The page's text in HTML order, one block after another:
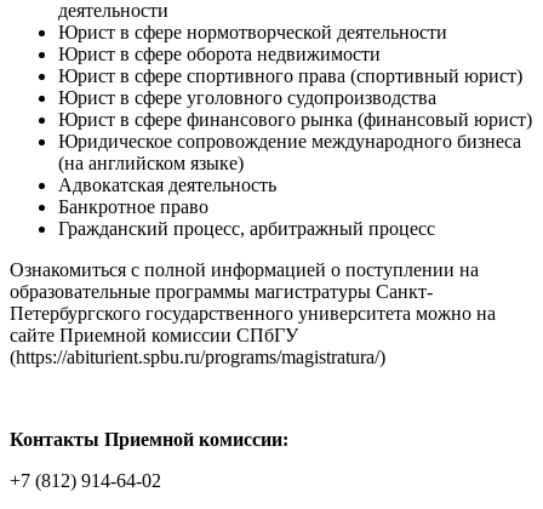
деятельности
Юрист в сфере нормотворческой деятельности
Юрист в сфере оборота недвижимости
Юрист в сфере спортивного права (спортивный юрист)
Юрист в сфере уголовного судопроизводства
Юрист в сфере финансового рынка (финансовый юрист)
Юридическое сопровождение международного бизнеса
(на английском языке)
Адвокатская деятельность
Банкротное право
Гражданский процесс, арбитражный процесс
Ознакомиться с полной информацией о поступлении на
образовательные программы магистратуры Санкт-
Петербургского государственного университета можно на
сайте Приемной комиссии СПбГУ
(https://abiturient.spbu.ru/programs/magistratura/)
Контакты Приемной комиссии:
+7 (812) 914-64-02